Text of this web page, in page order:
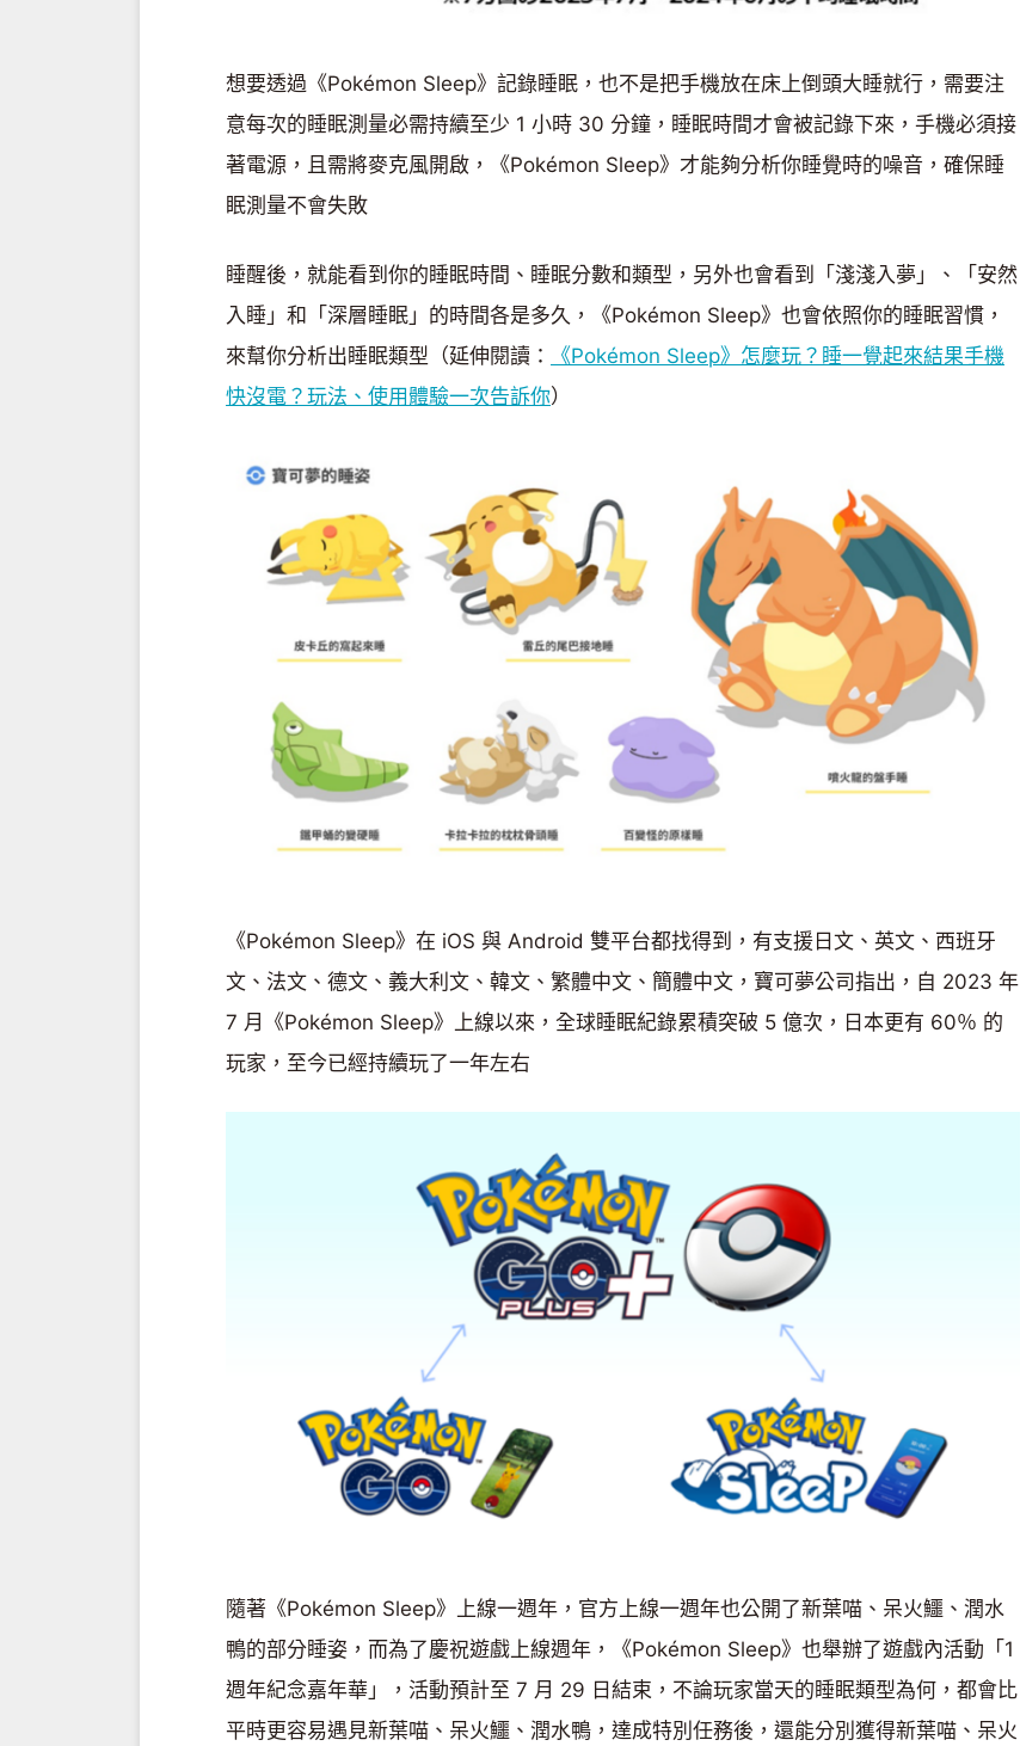
想要透過《Pokémon Sleep》記錄睡眠，也不是把手機放在床上倒頭大睡就行，需要注
意每次的睡眠測量必需持續至少 1 小時 30 分鐘，睡眠時間才會被記錄下來，手機必須接
著電源，且需將麥克風開啟，《Pokémon Sleep》才能夠分析你睡覺時的噪音，確保睡
眠測量不會失敗
睡醒後，就能看到你的睡眠時間、睡眠分數和類型，另外也會看到「淺淺入夢」、「安然
入睡」和「深層睡眠」的時間各是多久，《Pokémon Sleep》也會依照你的睡眠習慣，
來幫你分析出睡眠類型（延伸閱讀：
《Pokémon Sleep》怎麼玩？睡一覺起來結果手機
快沒電？玩法、使用體驗一次告訴你）
《Pokémon Sleep》在 iOS 與 Android 雙平台都找得到，有支援日文、英文、西班牙
文、法文、德文、義大利文、韓文、繁體中文、簡體中文，寶可夢公司指出，自 2023 年
7 月《Pokémon Sleep》上線以來，全球睡眠紀錄累積突破 5 億次，日本更有 60％ 的
玩家，至今已經持續玩了一年左右
隨著《Pokémon Sleep》上線一週年，官方上線一週年也公開了新葉喵、呆火鱷、潤水
鴨的部分睡姿，而為了慶祝遊戲上線週年，《Pokémon Sleep》也舉辦了遊戲內活動「1
週年紀念嘉年華」，活動預計至 7 月 29 日結束，不論玩家當天的睡眠類型為何，都會比
平時更容易遇見新葉喵、呆火鱷、潤水鴨，達成特別任務後，還能分別獲得新葉喵、呆火